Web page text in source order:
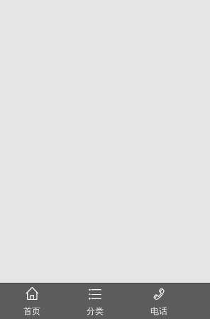
󰂠
首页
󰂦
分类
󰄫
电话